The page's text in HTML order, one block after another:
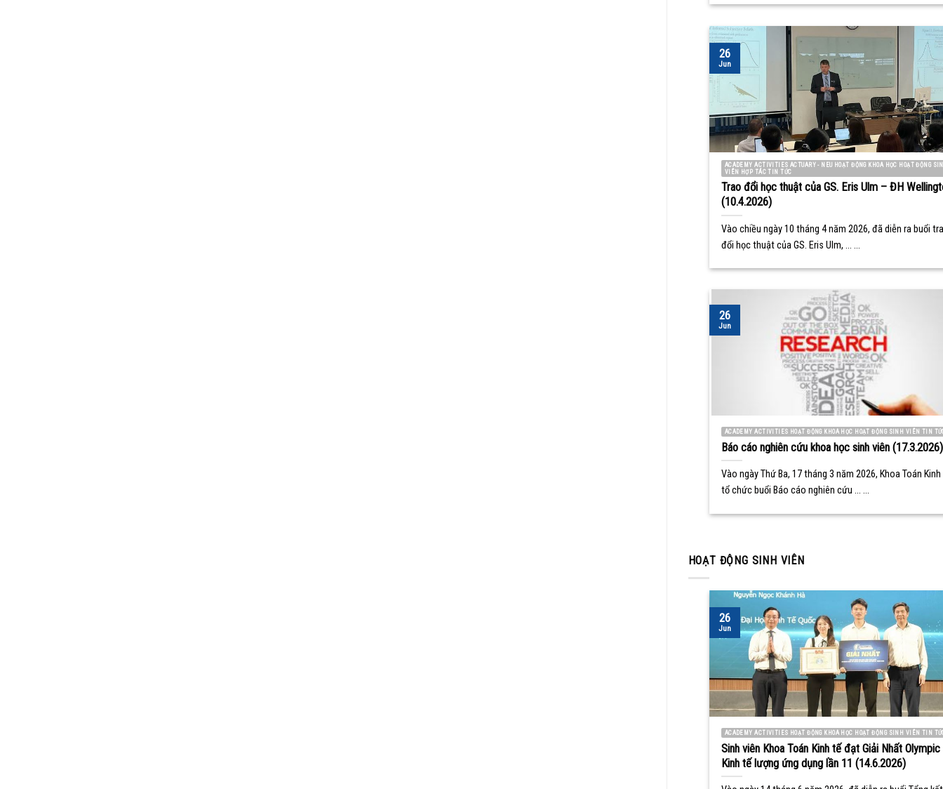
ACADEMY ACTIVITIES ACTUARY - NEU HOẠT ĐỘNG KHOA HỌC HOẠT ĐỘNG
VIÊN HỢP TÁC TIN TỨC
Trao đổi học thuật của GS. Eris Ulm – ĐH
(10.4.2026)
Vào chiều ngày 10 tháng 4 năm 2026, đã diễn ra buổi
đổi học thuật của GS. Eris Ulm, ... ...
26
Jun
ACADEMY ACTIVITIES HOẠT ĐỘNG KHOA HỌC HOẠT ĐỘNG SINH VIÊN TIN
Báo cáo nghiên cứu khoa học sinh viên (17.3.2026)
Vào ngày Thứ Ba, 17 tháng 3 năm 2026, Khoa Toán
tổ chức buổi Báo cáo nghiên cứu ... ...
26
Jun
HOẠT ĐỘNG SINH VIÊN
ACADEMY ACTIVITIES HOẠT ĐỘNG KHOA HỌC HOẠT ĐỘNG SINH VIÊN TIN
Sinh viên Khoa Toán Kinh tế đạt Giải Nhất Olympic
Kinh tế lượng ứng dụng lần 11 (14.6.2026)
26
Jun